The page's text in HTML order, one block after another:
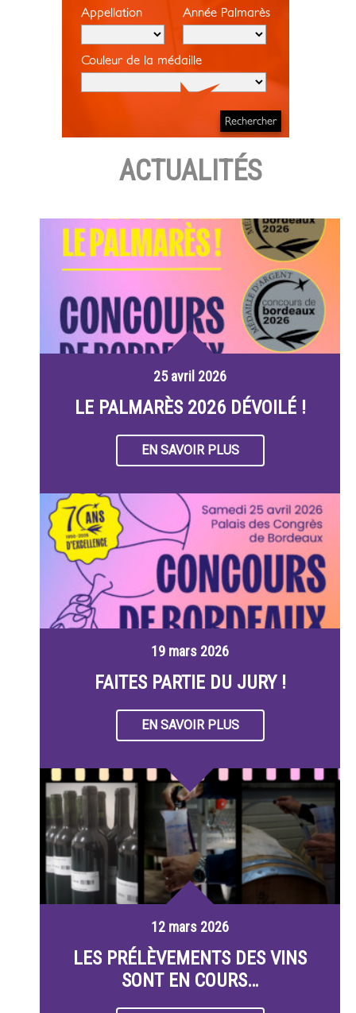
Appellation Année Palmarès
Couleur de la médaille
ACTUALITÉS
25 avril 2026
LE PALMARÈS 2026 DÉVOILÉ !
EN SAVOIR PLUS
19 mars 2026
FAITES PARTIE DU JURY !
EN SAVOIR PLUS
12 mars 2026
LES PRÉLÈVEMENTS DES VINS
SONT EN COURS…